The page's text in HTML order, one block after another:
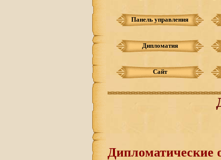
Панель управления
Дипломатия
Сайт
Дипломатические